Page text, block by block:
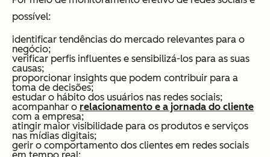
possível:
identificar tendências do mercado relevantes para o
negócio;
verificar perfis influentes e sensibilizá-los para as suas
causas;
proporcionar insights que podem contribuir para a
toma de decisões;
estudar o hábito dos usuários nas redes sociais;
acompanhar o relacionamento e a jornada do cliente
com a empresa;
atingir maior visibilidade para os produtos e serviços
nas mídias digitais;
gerir o comportamento dos clientes em redes sociais